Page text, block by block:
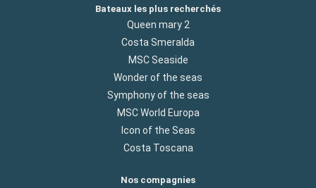
Bateaux les plus recherchés
Queen mary 2
Costa Smeralda
MSC Seaside
Wonder of the seas
Symphony of the seas
MSC World Europa
Icon of the Seas
Costa Toscana
Nos compagnies